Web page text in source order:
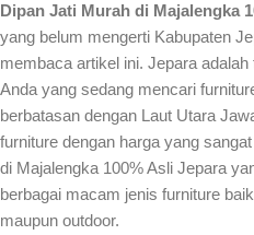
Dipan Jati Murah di Majalengka
yang belum mengerti Kabupaten
membaca artikel ini. Jepara
Anda yang sedang mencari
berbatasan dengan Laut Utara
furniture dengan harga yang
di Majalengka 100% Asli Jepara
berbagai macam jenis furniture
maupun outdoor.